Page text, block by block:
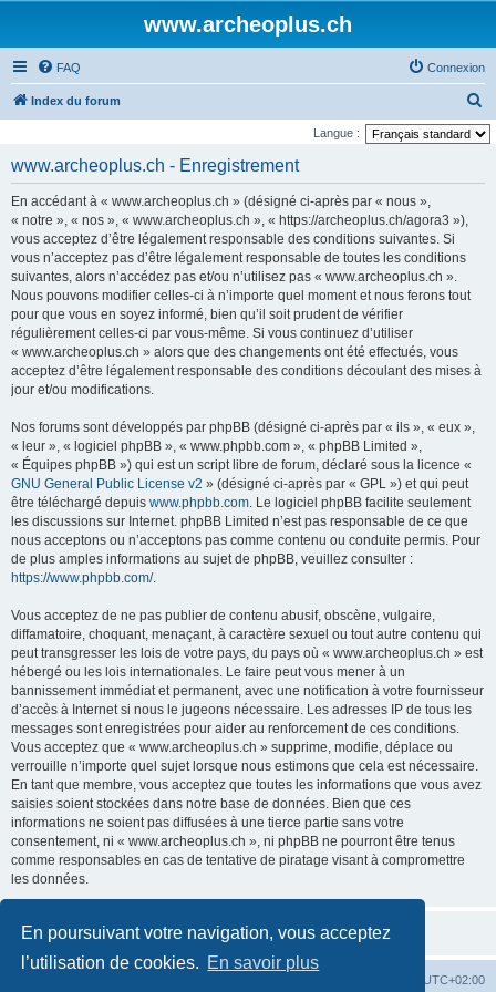
En poursuivant votre navigation, vous acceptez
l’utilisation de cookies. En savoir plus
www.archeoplus.ch
FAQ Connexion
Index du forum
e
Langue :
www.archeoplus.ch - Enregistrement
En accédant à « www.archeoplus.ch » (désigné ci-après par « nous »,
« notre », « nos », « www.archeoplus.ch », « https://archeoplus.ch/agora3 »),
vous acceptez d’être légalement responsable des conditions suivantes. Si
vous n’acceptez pas d’être légalement responsable de toutes les conditions
suivantes, alors n’accédez pas et/ou n’utilisez pas « www.archeoplus.ch ».
Nous pouvons modifier celles-ci à n’importe quel moment et nous ferons tout
pour que vous en soyez informé, bien qu’il soit prudent de vérifier
régulièrement celles-ci par vous-même. Si vous continuez d’utiliser
« www.archeoplus.ch » alors que des changements ont été effectués, vous
acceptez d’être légalement responsable des conditions découlant des mises à
jour et/ou modifications.
Nos forums sont développés par phpBB (désigné ci-après par « ils », « eux »,
« leur », « logiciel phpBB », « www.phpbb.com », « phpBB Limited »,
« Équipes phpBB ») qui est un script libre de forum, déclaré sous la licence «
GNU General Public License v2 » (désigné ci-après par « GPL ») et qui peut
être téléchargé depuis www.phpbb.com. Le logiciel phpBB facilite seulement
les discussions sur Internet. phpBB Limited n’est pas responsable de ce que
nous acceptons ou n’acceptons pas comme contenu ou conduite permis. Pour
de plus amples informations au sujet de phpBB, veuillez consulter :
https://www.phpbb.com/.
Vous acceptez de ne pas publier de contenu abusif, obscène, vulgaire,
diffamatoire, choquant, menaçant, à caractère sexuel ou tout autre contenu qui
peut transgresser les lois de votre pays, du pays où « www.archeoplus.ch » est
hébergé ou les lois internationales. Le faire peut vous mener à un
bannissement immédiat et permanent, avec une notification à votre fournisseur
d’accès à Internet si nous le jugeons nécessaire. Les adresses IP de tous les
messages sont enregistrées pour aider au renforcement de ces conditions.
Vous acceptez que « www.archeoplus.ch » supprime, modifie, déplace ou
verrouille n’importe quel sujet lorsque nous estimons que cela est nécessaire.
En tant que membre, vous acceptez que toutes les informations que vous avez
saisies soient stockées dans notre base de données. Bien que ces
informations ne soient pas diffusées à une tierce partie sans votre
consentement, ni « www.archeoplus.ch », ni phpBB ne pourront être tenus
comme responsables en cas de tentative de piratage visant à compromettre
les données.
UTC+02:00